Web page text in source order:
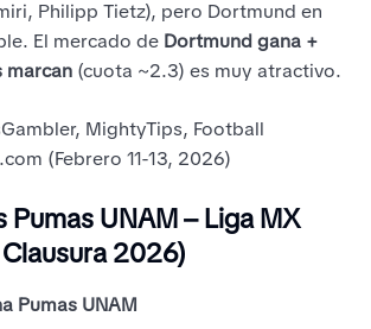
Philipp Tietz), pero Dortmund en
El mercado de Dortmund gana +
marcan (cuota ~2.3) es muy atractivo.
MightyTips, Football
(Febrero 11-13, 2026)
Pumas UNAM – Liga MX
2026)
Pumas UNAM